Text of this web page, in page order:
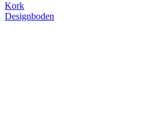
Kork
Designboden